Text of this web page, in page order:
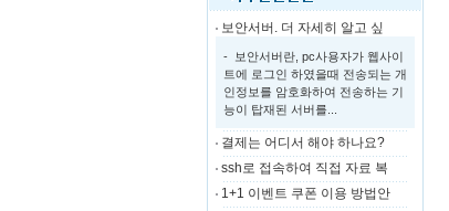
보안서버. 더 자세히 알고 싶
- 보안서버란, pc사용자가 웹사이
트에 로그인 하였을때 전송되는 개
인정보를 암호화하여 전송하는 기
능이 탑재된 서버를...
결제는 어디서 해야 하나요?
ssh로 접속하여 직접 자료 복
1+1 이벤트 쿠폰 이용 방법안